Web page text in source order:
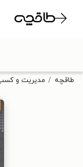
طاقچه مدیریت و کسب